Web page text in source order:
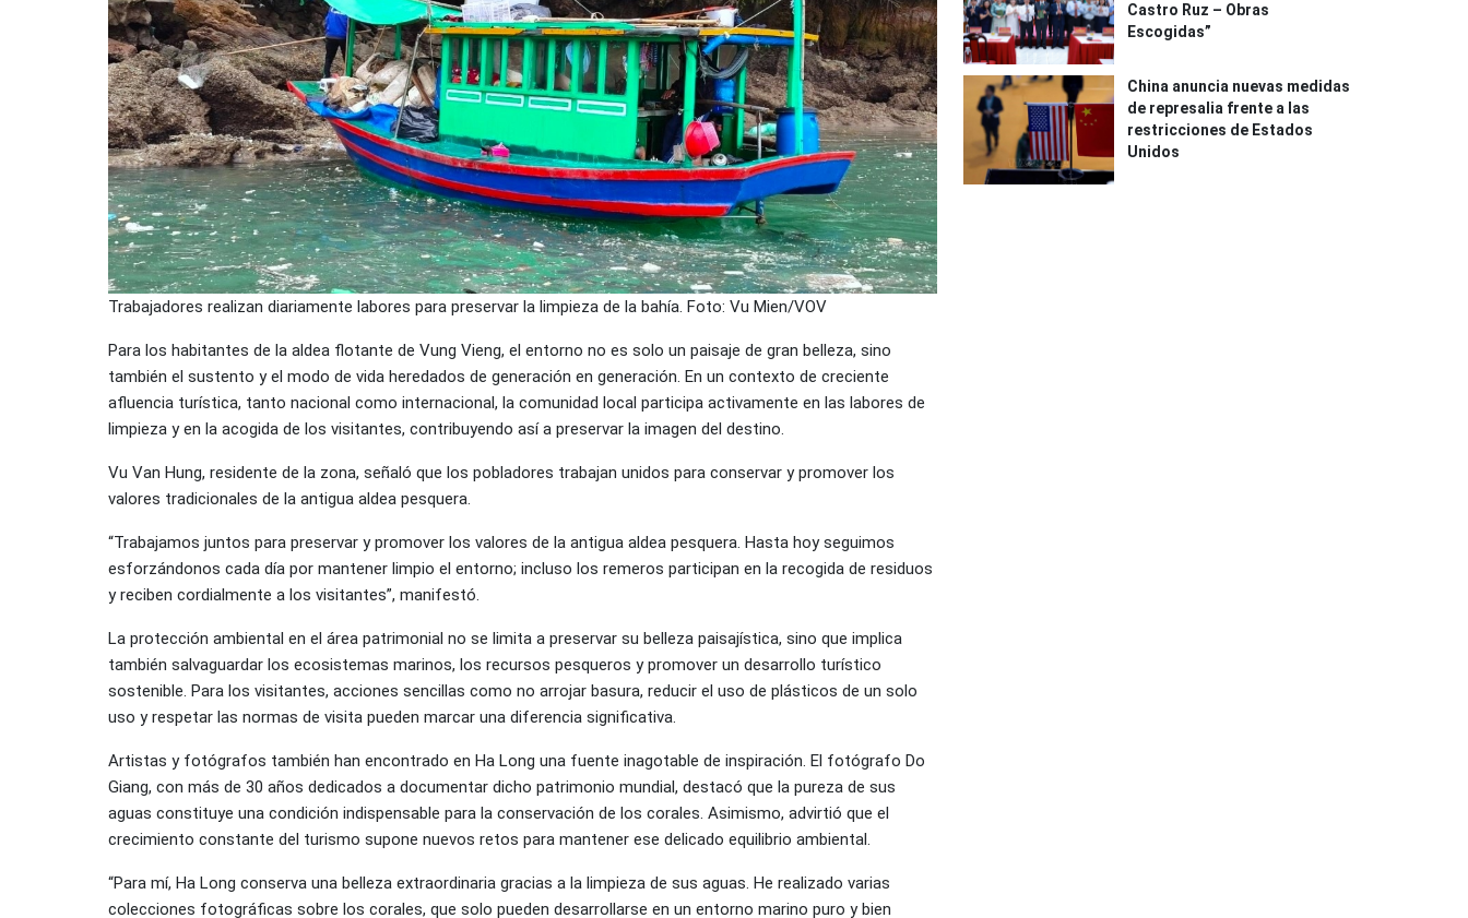
Trabajadores realizan diariamente labores para preservar la limpieza de la bahía. Foto: Vu Mien/VOV
Para los habitantes de la aldea flotante de Vung Vieng, el entorno no es solo un paisaje de gran belleza, sino
también el sustento y el modo de vida heredados de generación en generación. En un contexto de creciente
afluencia turística, tanto nacional como internacional, la comunidad local participa activamente en las labores de
limpieza y en la acogida de los visitantes, contribuyendo así a preservar la imagen del destino.
Vu Van Hung, residente de la zona, señaló que los pobladores trabajan unidos para conservar y promover los
valores tradicionales de la antigua aldea pesquera.
“Trabajamos juntos para preservar y promover los valores de la antigua aldea pesquera. Hasta hoy seguimos
esforzándonos cada día por mantener limpio el entorno; incluso los remeros participan en la recogida de residuos
y reciben cordialmente a los visitantes”, manifestó.
La protección ambiental en el área patrimonial no se limita a preservar su belleza paisajística, sino que implica
también salvaguardar los ecosistemas marinos, los recursos pesqueros y promover un desarrollo turístico
sostenible. Para los visitantes, acciones sencillas como no arrojar basura, reducir el uso de plásticos de un solo
uso y respetar las normas de visita pueden marcar una diferencia significativa.
Artistas y fotógrafos también han encontrado en Ha Long una fuente inagotable de inspiración. El fotógrafo Do
Giang, con más de 30 años dedicados a documentar dicho patrimonio mundial, destacó que la pureza de sus
aguas constituye una condición indispensable para la conservación de los corales. Asimismo, advirtió que el
crecimiento constante del turismo supone nuevos retos para mantener ese delicado equilibrio ambiental.
“Para mí, Ha Long conserva una belleza extraordinaria gracias a la limpieza de sus aguas. He realizado varias
colecciones fotográficas sobre los corales, que solo pueden desarrollarse en un entorno marino puro y bien
Castro Ruz – Obras
Escogidas”
China anuncia nuevas medidas
de represalia frente a las
restricciones de Estados
Unidos